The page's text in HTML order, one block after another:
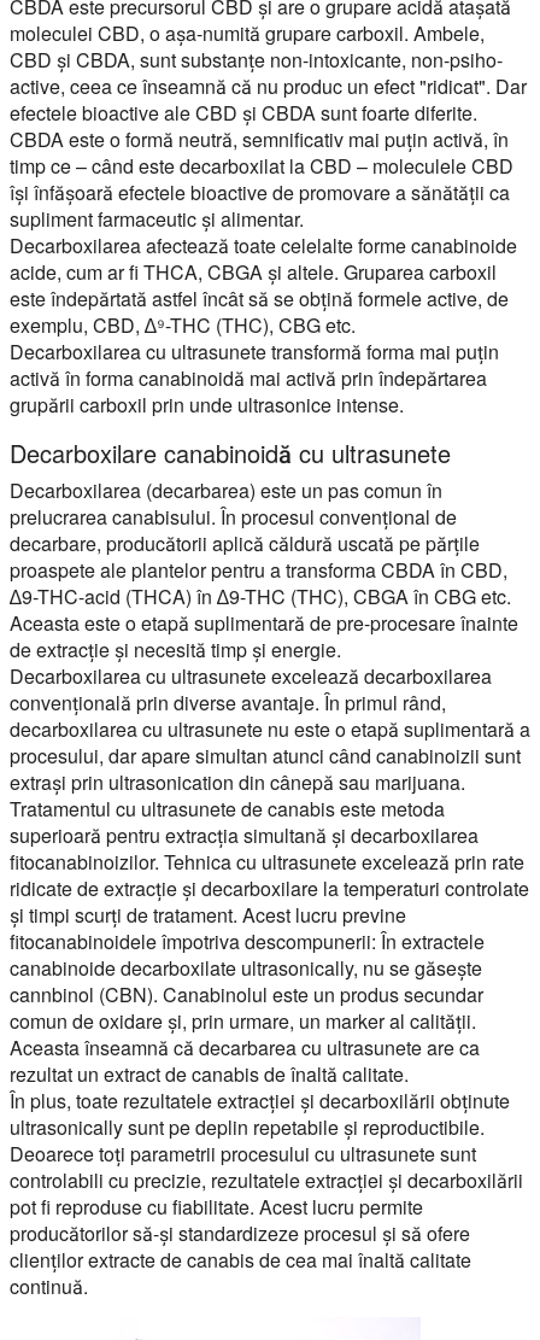
CBDA este precursorul CBD și are o grupare acidă atașată
moleculei CBD, o așa-numită grupare carboxil. Ambele,
CBD și CBDA, sunt substanțe non-intoxicante, non-psiho-
active, ceea ce înseamnă că nu produc un efect "ridicat". Dar
efectele bioactive ale CBD și CBDA sunt foarte diferite.
CBDA este o formă neutră, semnificativ mai puțin activă, în
timp ce – când este decarboxilat la CBD – moleculele CBD
își înfășoară efectele bioactive de promovare a sănătății ca
supliment farmaceutic și alimentar.
Decarboxilarea afectează toate celelalte forme canabinoide
acide, cum ar fi THCA, CBGA și altele. Gruparea carboxil
este îndepărtată astfel încât să se obțină formele active, de
exemplu, CBD, ∆⁹-THC (THC), CBG etc.
Decarboxilarea cu ultrasunete transformă forma mai puțin
activă în forma canabinoidă mai activă prin îndepărtarea
grupării carboxil prin unde ultrasonice intense.
Decarboxilare canabinoidă cu ultrasunete
Decarboxilarea (decarbarea) este un pas comun în
prelucrarea canabisului. În procesul convențional de
decarbare, producătorii aplică căldură uscată pe părțile
proaspete ale plantelor pentru a transforma CBDA în CBD,
∆9-THC-acid (THCA) în ∆9-THC (THC), CBGA în CBG etc.
Aceasta este o etapă suplimentară de pre-procesare înainte
de extracție și necesită timp și energie.
Decarboxilarea cu ultrasunete excelează decarboxilarea
convențională prin diverse avantaje. În primul rând,
decarboxilarea cu ultrasunete nu este o etapă suplimentară a
procesului, dar apare simultan atunci când canabinoizii sunt
extrași prin ultrasonication din cânepă sau marijuana.
Tratamentul cu ultrasunete de canabis este metoda
superioară pentru extracția simultană și decarboxilarea
fitocanabinoizilor. Tehnica cu ultrasunete excelează prin rate
ridicate de extracție și decarboxilare la temperaturi controlate
și timpi scurți de tratament. Acest lucru previne
fitocanabinoidele împotriva descompunerii: În extractele
canabinoide decarboxilate ultrasonically, nu se găsește
cannbinol (CBN). Canabinolul este un produs secundar
comun de oxidare și, prin urmare, un marker al calității.
Aceasta înseamnă că decarbarea cu ultrasunete are ca
rezultat un extract de canabis de înaltă calitate.
În plus, toate rezultatele extracției și decarboxilării obținute
ultrasonically sunt pe deplin repetabile și reproductibile.
Deoarece toți parametrii procesului cu ultrasunete sunt
controlabili cu precizie, rezultatele extracției și decarboxilării
pot fi reproduse cu fiabilitate. Acest lucru permite
producătorilor să-și standardizeze procesul și să ofere
clienților extracte de canabis de cea mai înaltă calitate
continuă.